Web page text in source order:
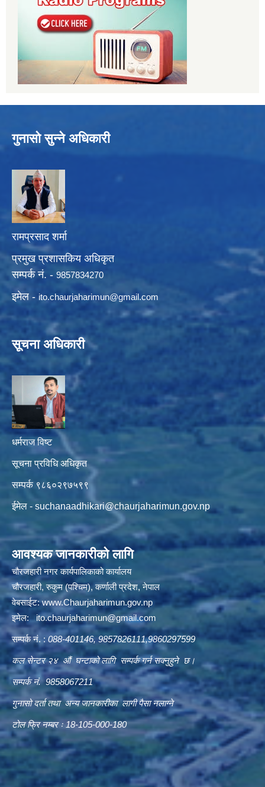
गुनासो सुन्ने अधिकारी
रामप्रसाद शर्मा
प्रमुख प्रशासकिय अधिकृत
सम्पर्क नं. - 9857834270
इमेल - ito.chaurjaharimun@gmail.com
सूचना अधिकारी
धर्मराज विष्ट
सूचना प्रविधि अधिकृत
सम्पर्क ९८६०२९७५९९
ईमेल - suchanaadhikari@chaurjaharimun.gov.np
आवश्यक जानकारीको लागि
चौरजहारी नगर कार्यपालिकाको कार्यालय
चौरजहारी, रुकुम (पश्चिम), कर्णाली प्रदेश, नेपाल
वेबसाईट:www.Chaurjaharimun.gov.np
इमेल:ito.chaurjaharimun@gmail.com
सम्पर्क नं. : 088-401146, 9857826111,9860297599
कल सेन्टर २४ औं घन्टाको लागि सम्पर्क गर्न सक्नुहुने छ।
सम्पर्क नं. 9858067211
गुनासो दर्ता तथा अन्य जानकारीका लागी पैसा नलाग्ने
टोल फ्रि नम्बर ः 18-105-000-180